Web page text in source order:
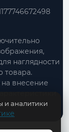
наглядности
товара.
внесение
и аналитики